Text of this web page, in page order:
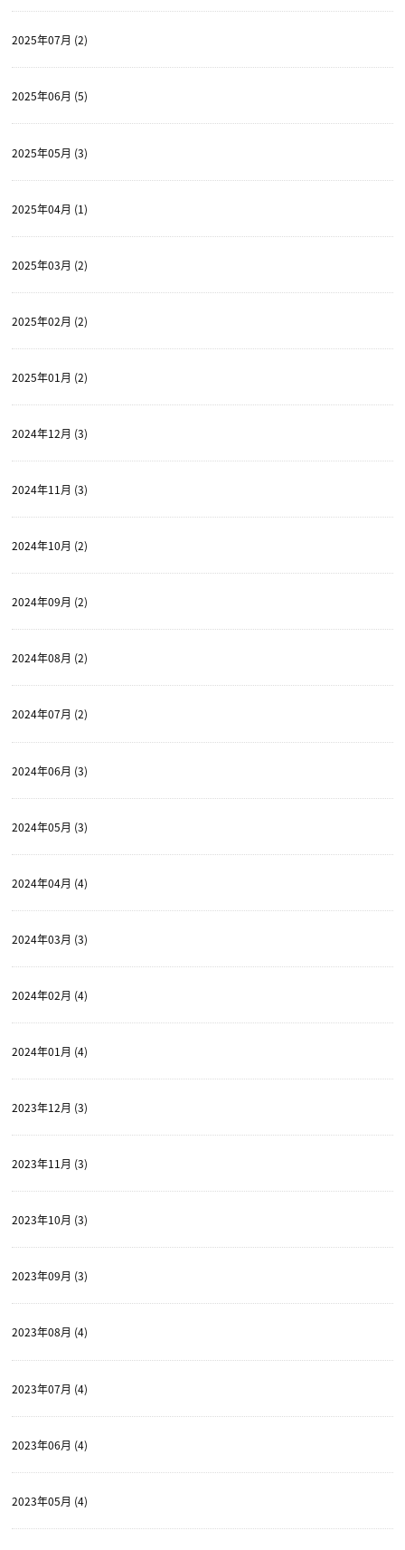
2025年07月 (2)
2025年06月 (5)
2025年05月 (3)
2025年04月 (1)
2025年03月 (2)
2025年02月 (2)
2025年01月 (2)
2024年12月 (3)
2024年11月 (3)
2024年10月 (2)
2024年09月 (2)
2024年08月 (2)
2024年07月 (2)
2024年06月 (3)
2024年05月 (3)
2024年04月 (4)
2024年03月 (3)
2024年02月 (4)
2024年01月 (4)
2023年12月 (3)
2023年11月 (3)
2023年10月 (3)
2023年09月 (3)
2023年08月 (4)
2023年07月 (4)
2023年06月 (4)
2023年05月 (4)